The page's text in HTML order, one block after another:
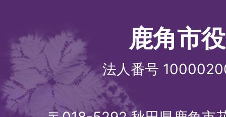
鹿角市
法人番号